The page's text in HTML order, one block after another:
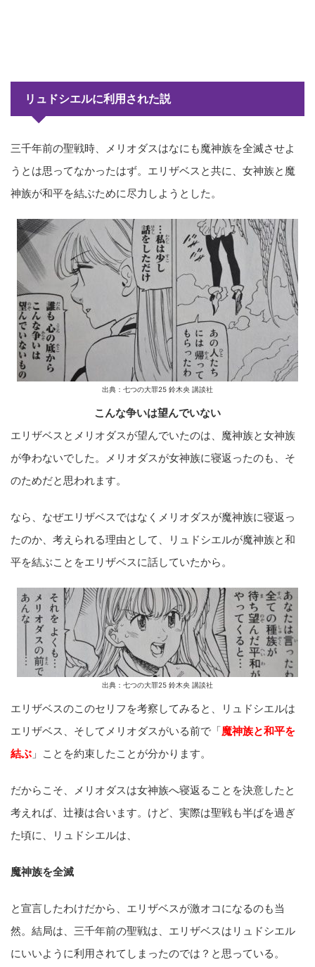
リュドシエルに利用された説
三千年前の聖戦時、メリオダスはなにも魔神族を全滅させよ
うとは思ってなかったはず。エリザベスと共に、女神族と魔
神族が和平を結ぶために尽力しようとした。
出典：七つの大罪25 鈴木央 講談社
こんな争いは望んでいない
エリザベスとメリオダスが望んでいたのは、魔神族と女神族
が争わないでした。メリオダスが女神族に寝返ったのも、そ
のためだと思われます。
なら、なぜエリザベスではなくメリオダスが魔神族に寝返っ
たのか、考えられる理由として、リュドシエルが魔神族と和
平を結ぶことをエリザベスに話していたから。
出典：七つの大罪25 鈴木央 講談社
エリザベスのこのセリフを考察してみると、リュドシエルは
エリザベス、そしてメリオダスがいる前で「魔神族と和平を
結ぶ 」ことを約束したことが分かります。
だからこそ、メリオダスは女神族へ寝返ることを決意したと
考えれば、辻褄は合います。けど、実際は聖戦も半ばを過ぎ
た頃に、リュドシエルは、
魔神族を全滅
と宣言したわけだから、エリザベスが激オコになるのも当
然。結局は、三千年前の聖戦は、エリザベスはリュドシエル
にいいように利用されてしまったのでは？と思っている。